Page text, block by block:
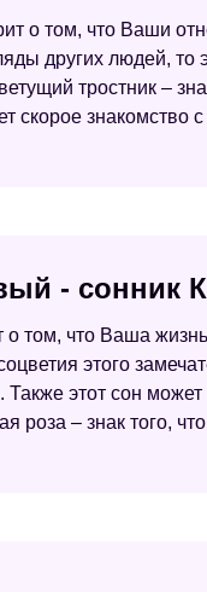
о том, что Ваши
других людей, то
тростник –
знакомство
- сонник
о том, что Ваша
этого
этот сон может
– знак того,